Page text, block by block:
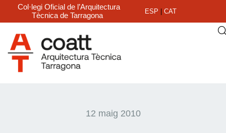
Col·legi Oficial de l’Arquitectura
Tècnica de Tarragona
ESP CAT
12 maig 2010